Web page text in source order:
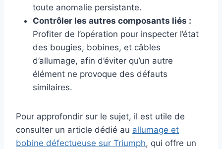
toute anomalie persistante.
Contrôler les autres composants liés :
Profiter de l’opération pour inspecter l’état
des bougies, bobines, et câbles
d’allumage, afin d’éviter qu’un autre
élément ne provoque des défauts
similaires.
Pour approfondir sur le sujet, il est utile de
consulter un article dédié au allumage et
bobine défectueuse sur Triumph, qui offre un